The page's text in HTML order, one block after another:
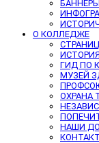
БАННЕРЫ
О КОЛЛЕДЖЕ
ГИД ПО
МУЗЕЙ
ОХРАНА
НАШИ